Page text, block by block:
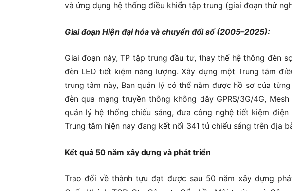
và ứng dụng hệ thống điều khiển tập trung (giai đoạn thử
Giai đoạn Hiện đại hóa và chuyển đổi số (2005–2025):
Giai đoạn này, TP tập trung đầu tư, thay thế hệ thông đèn
đèn LED tiết kiệm năng lượng. Xây dựng một Trung tâm
trung tâm này, Ban quản lý có thể nắm được hồ sơ của
đèn qua mạng truyền thông không dây GPRS/3G/4G,
quản lý hệ thống chiếu sáng, đưa công nghệ tiết kiệm
Trung tâm hiện nay đang kết nối 341 tủ chiếu sáng trên địa
Kết quả 50 năm xây dựng và phát triển
Trao đổi về thành tựu đạt được sau 50 năm xây dựng